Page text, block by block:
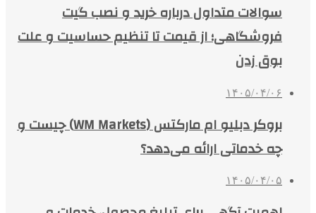
سوالات متداول درباره خرید و نصب گیت
فروشگاهی؛ از قیمت تا تنظیم حساسیت و علت
بوق زدن
۱۴۰۵/۰۴/۰۶
بروکر دبلیو ام مارکتس (WM Markets) چیست و
چه خدماتی ارائه می‌دهد؟
۱۴۰۵/۰۴/۰۵